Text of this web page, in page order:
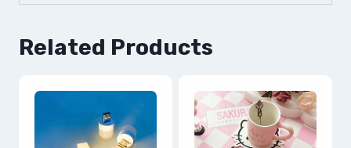
Related Products